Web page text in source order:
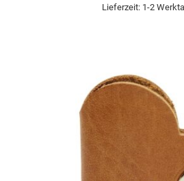
Lieferzeit: 1-2